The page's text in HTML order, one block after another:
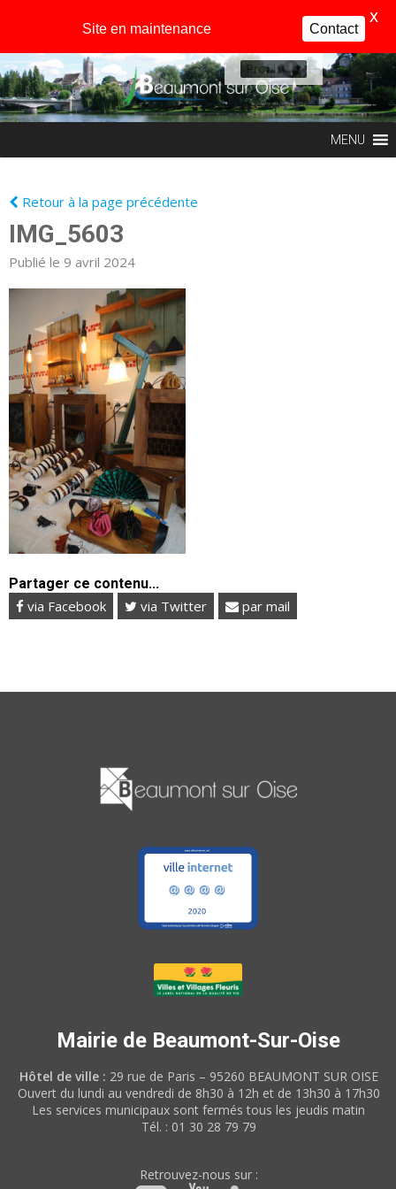
Profil
MENU
Retour à la page précédente
IMG_5603
Publié le 9 avril 2024
Partager ce contenu...
via Facebook via Twitter par mail
Mairie de Beaumont-Sur-Oise
Hôtel de ville : 29 rue de Paris – 95260 BEAUMONT SUR OISE
Ouvert du lundi au vendredi de 8h30 à 12h et de 13h30 à 17h30
Les services municipaux sont fermés tous les jeudis matin
Tél. : 01 30 28 79 79
Retrouvez-nous sur :
Site en maintenance Contact
X